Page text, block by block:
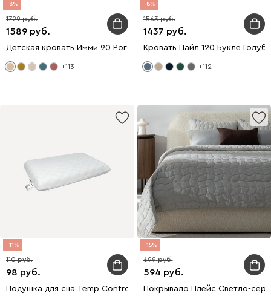
8
1589
1729
Детская кровать Имми 90 Рогожка Бежевый
+113
8
1437
1563
Кровать Пайл 120 Букле
+112
11
98
110
Подушка для сна Temp Control S
15
594
699
Покрывало Плейс Светло-